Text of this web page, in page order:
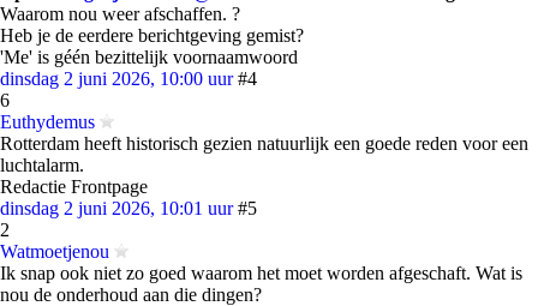
Waarom nou weer afschaffen. ?
Heb je de eerdere berichtgeving gemist?
'Me' is géén bezittelijk voornaamwoord
dinsdag 2 juni 2026, 10:00 uur #4
6
Euthydemus
Rotterdam heeft historisch gezien natuurlijk een goede reden voor een
luchtalarm.
Redactie Frontpage
dinsdag 2 juni 2026, 10:01 uur #5
2
Watmoetjenou
Ik snap ook niet zo goed waarom het moet worden afgeschaft. Wat is
nou de onderhoud aan die dingen?